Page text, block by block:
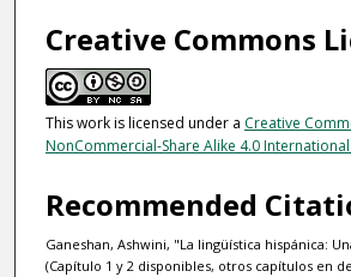
Creative Commons
This work is licensed under a Creative
NonCommercial-Share Alike 4.0 International
Recommended
Ganeshan, Ashwini, "La lingüística hispánica:
(Capítulo 1 y 2 disponibles, otros capítulos en